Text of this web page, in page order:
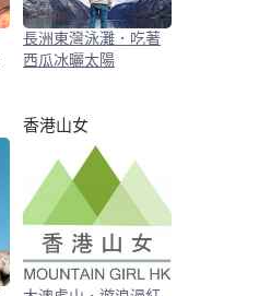
長洲東灣泳灘．吃著
西瓜冰曬太陽
香港山女